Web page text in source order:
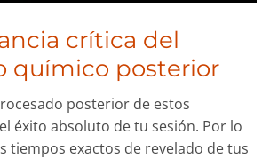
crítica del
químico posterior
posterior de estos
éxito absoluto de tu sesión. Por lo
tiempos exactos de revelado de tus